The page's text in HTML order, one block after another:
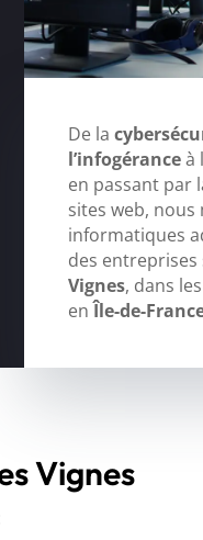
De la
l’infogéranceà
en passant par
sites web, nous
informatiques
des entreprises
Vignes, dans les
enÎle-de-
Vignes